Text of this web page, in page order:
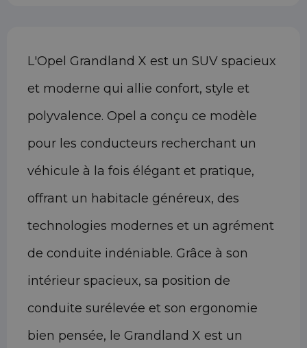
L'Opel Grandland X est un SUV spacieux
et moderne qui allie confort, style et
polyvalence. Opel a conçu ce modèle
pour les conducteurs recherchant un
véhicule à la fois élégant et pratique,
offrant un habitacle généreux, des
technologies modernes et un agrément
de conduite indéniable. Grâce à son
intérieur spacieux, sa position de
conduite surélevée et son ergonomie
bien pensée, le Grandland X est un